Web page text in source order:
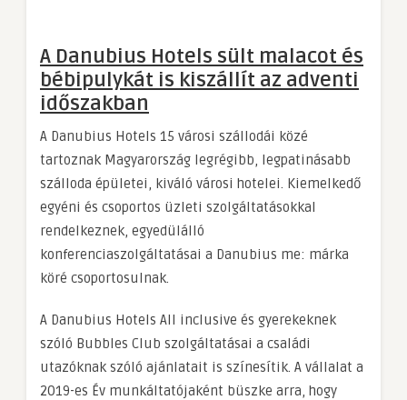
A Danubius Hotels sült malacot és
bébipulykát is kiszállít az adventi
időszakban
A Danubius Hotels 15 városi szállodái közé
tartoznak Magyarország legrégibb, legpatinásabb
szálloda épületei, kiváló városi hotelei. Kiemelkedő
egyéni és csoportos üzleti szolgáltatásokkal
rendelkeznek, egyedülálló
konferenciaszolgáltatásai a Danubius me: márka
köré csoportosulnak.
A Danubius Hotels All inclusive és gyerekeknek
szóló Bubbles Club szolgáltatásai a családi
utazóknak szóló ajánlatait is színesítik. A vállalat a
2019-es Év munkáltatójaként büszke arra, hogy